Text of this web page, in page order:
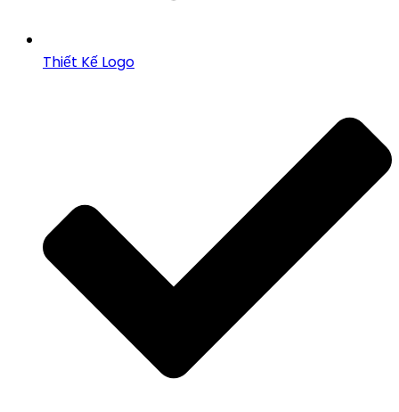
Thiết Kế Logo